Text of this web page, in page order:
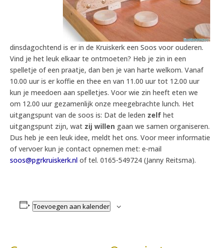
dinsdagochtend is er in de Kruiskerk een Soos voor ouderen.
Vind je het leuk elkaar te ontmoeten? Heb je zin in een
spelletje of een praatje, dan ben je van harte welkom. Vanaf
10.00 uur is er koffie en thee en van 11.00 uur tot 12.00 uur
kun je meedoen aan spelletjes. Voor wie zin heeft eten we
om 12.00 uur gezamenlijk onze meegebrachte lunch. Het
uitgangspunt van de soos is: Dat de leden zelf het
uitgangspunt zijn, wat zij willen gaan we samen organiseren.
Dus heb je een leuk idee, meldt het ons. Voor meer informatie
of vervoer kun je contact opnemen met: e-mail
soos@pgrkruiskerk.nl of tel. 0165-549724 (Janny Reitsma).
Toevoegen aan kalender